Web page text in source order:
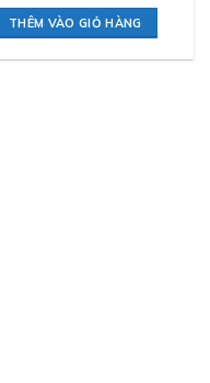
THÊM VÀO GIỎ HÀNG